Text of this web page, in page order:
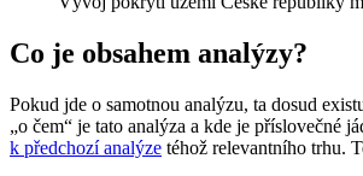
Co je obsahem analýzy?
Pokud jde o samotnou analýzu, ta dosud
„o čem“ je tato analýza a kde je příslovečné
k předchozí analýze téhož relevantního trhu.